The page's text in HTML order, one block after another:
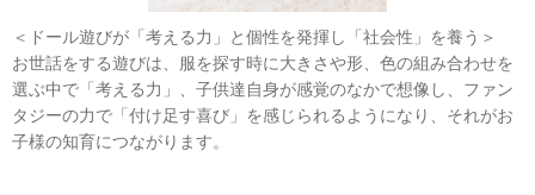
＜ドール遊びが「考える力」と個性を発揮し「社会性」を養う＞
お世話をする遊びは、服を探す時に大きさや形、色の組み合わせを
選ぶ中で「考える力」、子供達自身が感覚のなかで想像し、ファン
タジーの力で「付け足す喜び」を感じられるようになり、それがお
子様の知育につながります。